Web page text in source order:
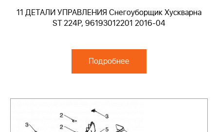
11 ДЕТАЛИ УПРАВЛЕНИЯ Снегоуборщик Хускварна
ST 224P, 96193012201 2016-04
Подробнее